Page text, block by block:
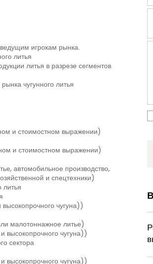
игрокам рынка.
литья
литья в разрезе сегментов
чугунного литья
и стоимостном выражении)
и стоимостном выражении)
автомобильное производство,
и спецтехники)
литья
чугуна))
малотоннажное литье)
высокопрочного чугуна))
сектора
высокопрочного чугуна))